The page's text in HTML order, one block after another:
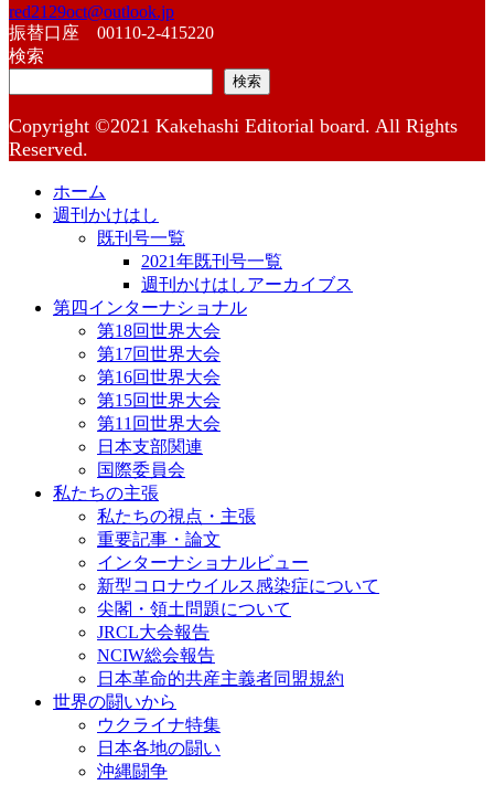
red2129oct@outlook.jp
振替口座 00110-2-415220
検索
検索
Copyright ©2021 Kakehashi Editorial board. All Rights
Reserved.
ホーム
週刊かけはし
既刊号一覧
2021年既刊号一覧
週刊かけはしアーカイブス
第四インターナショナル
第18回世界大会
第17回世界大会
第16回世界大会
第15回世界大会
第11回世界大会
日本支部関連
国際委員会
私たちの主張
私たちの視点・主張
重要記事・論文
インターナショナルビュー
新型コロナウイルス感染症について
尖閣・領土問題について
JRCL大会報告
NCIW総会報告
日本革命的共産主義者同盟規約
世界の闘いから
ウクライナ特集
日本各地の闘い
沖縄闘争